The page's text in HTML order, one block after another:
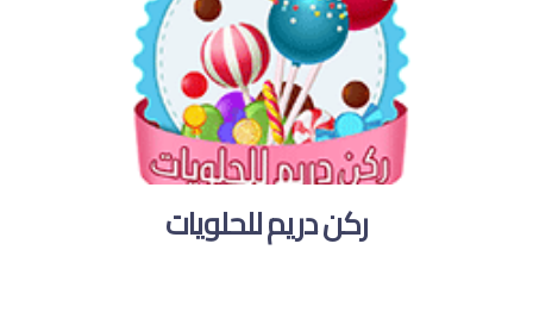
ركن دريم للحلويات